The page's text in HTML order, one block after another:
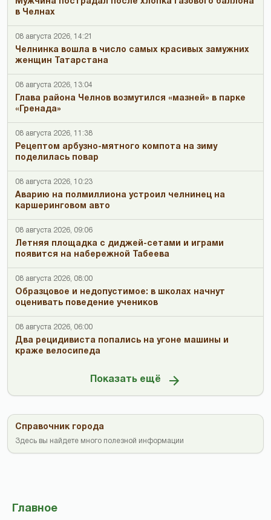
в Челнах
08 августа 2026, 14:21
Челнинка вошла в число самых красивых замужних
женщин Татарстана
08 августа 2026, 13:04
Глава района Челнов возмутился «мазней» в парке
«Гренада»
08 августа 2026, 11:38
Рецептом арбузно-мятного компота на зиму
поделилась повар
08 августа 2026, 10:23
Аварию на полмиллиона устроил челнинец на
каршеринговом авто
08 августа 2026, 09:06
Летняя площадка с диджей-сетами и играми
появится на набережной Табеева
08 августа 2026, 08:00
Образцовое и недопустимое: в школах начнут
оценивать поведение учеников
08 августа 2026, 06:00
Два рецидивиста попались на угоне машины и
краже велосипеда
Показать ещё
Справочник города
Здесь вы найдете много полезной информации
Главное